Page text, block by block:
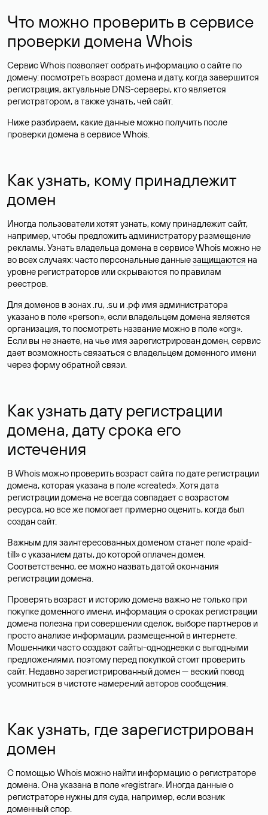
Что можно проверить в сервисе
проверки домена Whois
Сервис Whois позволяет собрать информацию о сайте по
домену: посмотреть возраст домена и дату, когда завершится
регистрация, актуальные DNS-серверы, кто является
регистратором, а также узнать, чей сайт.
Ниже разбираем, какие данные можно получить после
проверки домена в сервисе Whois.
Как узнать, кому принадлежит
домен
Иногда пользователи хотят узнать, кому принадлежит сайт,
например, чтобы предложить администратору размещение
рекламы. Узнать владельца домена в сервисе Whois можно не
во всех случаях: часто персональные данныезащищаются на
уровне регистраторов или скрываются по правилам
реестров.
Для доменов в зонах .ru, .su и .рф имя администратора
указано в поле «person», если владельцем домена является
организация, то посмотреть название можно в поле «org».
Если вы не знаете, на чье имя зарегистрирован домен, сервис
дает возможность связаться с владельцем доменного имени
через форму обратной связи.
Как узнать дату регистрации
домена, дату срока его
истечения
В Whois можно проверить возраст сайта по дате регистрации
домена, которая указана в поле «created». Хотя дата
регистрации домена не всегда совпадает с возрастом
ресурса, но все же помогает примерно оценить, когда был
создан сайт.
Важным для заинтересованных доменом станет поле «paid-
till» с указанием даты, до которой оплачен домен.
Соответственно, ее можно назвать датой окончания
регистрации домена.
Проверять возраст и историю домена важно не только при
покупке доменного имени, информация о сроках регистрации
домена полезна при совершении сделок, выборе партнеров и
просто анализе информации, размещенной в интернете.
Мошенники часто создают сайты-однодневки с выгодными
предложениями, поэтому перед покупкой стоит проверить
сайт. Недавно зарегистрированный домен — веский повод
усомниться в чистоте намерений авторов сообщения.
Как узнать, где зарегистрирован
домен
С помощью Whois можно найти информацию о регистраторе
домена. Она указана в поле «registrar». Иногда данные о
регистраторе нужны для суда, например, если возник
доменный спор.